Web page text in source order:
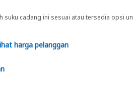
suku cadang ini sesuai atau tersedia opsi
harga pelanggan